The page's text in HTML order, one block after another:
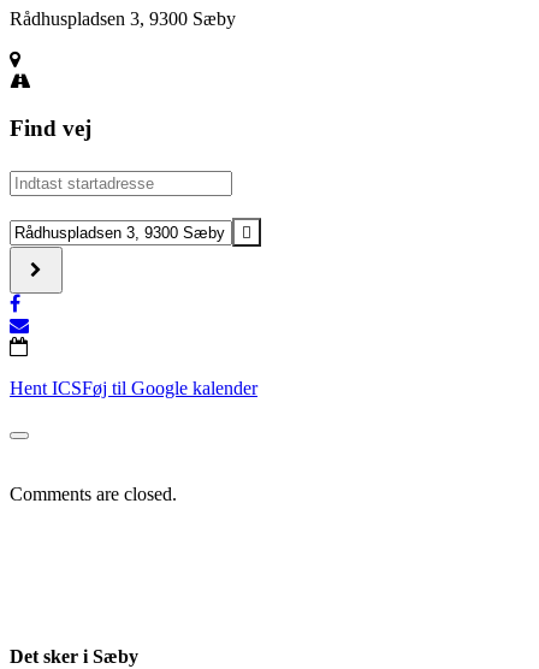
Rådhuspladsen 3, 9300 Sæby
Find vej
Address
-
Sæby
Svømmebad:
Gratis
entre
[YL1Fevw9L]
Destination
Address
Sæby
Svømmebad:
Gratis
entre
[AySmKSy68]
Hent ICSFøj til Google kalender
Comments are closed.
Det sker i Sæby